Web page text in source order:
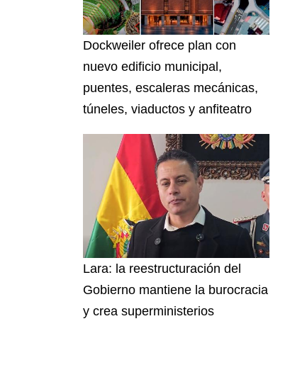
Dockweiler ofrece plan con
nuevo edificio municipal,
puentes, escaleras mecánicas,
túneles, viaductos y anfiteatro
Lara: la reestructuración del
Gobierno mantiene la burocracia
y crea superministerios